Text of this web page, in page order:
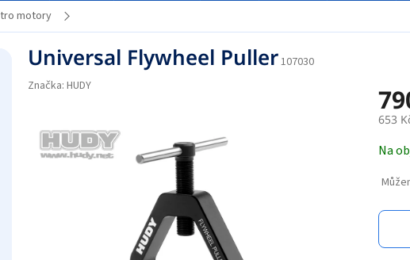
motory
Universal Flywheel Puller107030
Značka: HUDY
653
cena:
Na